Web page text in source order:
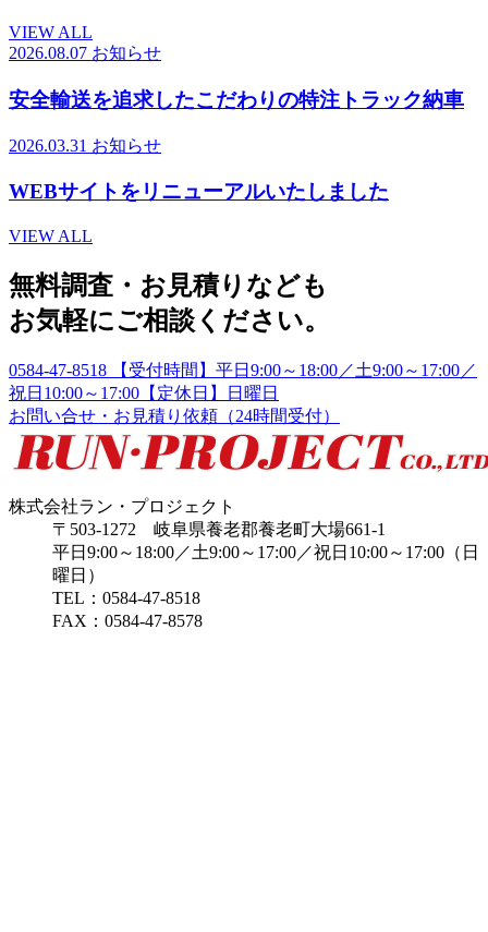
VIEW ALL
2026.08.07 お知らせ
安全輸送を追求したこだわりの特注トラック納車
2026.03.31 お知らせ
WEBサイトをリニューアルいたしました
VIEW ALL
無料調査・お見積りなども
お気軽にご相談ください。
0584-47-8518
【受付時間】平日9:00～18:00／土9:00～17:00／
祝日10:00～17:00【定休日】日曜日
お問い合せ・お見積り依頼 （24時間受付）
株式会社ラン・プロジェクト
〒503-1272 岐阜県養老郡養老町大場661-1
平日9:00～18:00／土9:00～17:00／祝日10:00～17:00（日
曜日）
TEL：0584-47-8518
FAX：0584-47-8578